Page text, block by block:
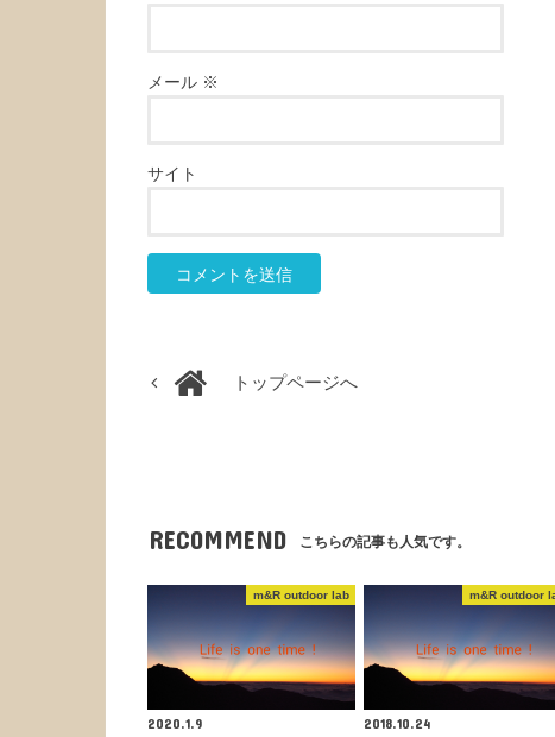
メール ※
サイト
トップページへ
RECOMMEND こちらの記事も人気です。
m&R outdoor lab
2020.1.9
m&R outdoor
2018.10.24